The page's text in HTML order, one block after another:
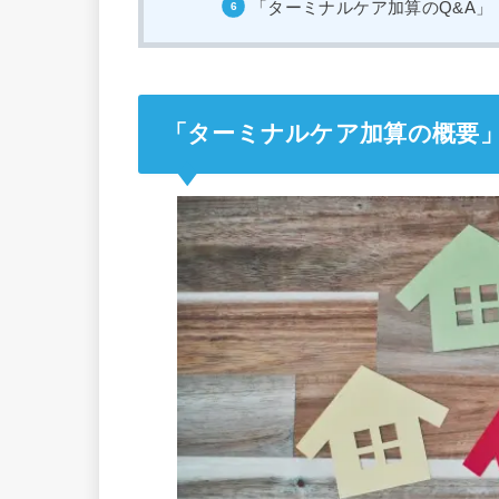
「ターミナルケア加算のQ&A」
「ターミナルケア加算の概要